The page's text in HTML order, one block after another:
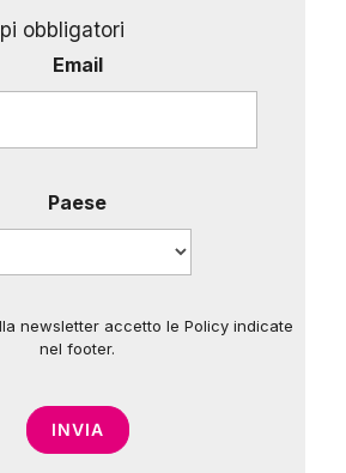
obbligatori
Email
Paese
*
newsletter accetto le Policy indicate
nel footer.